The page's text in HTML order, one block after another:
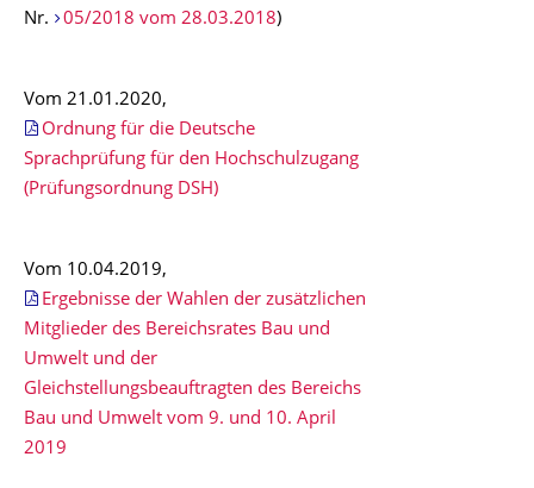
Nr.
05/2018 vom 28.03.2018)
Vom 21.01.2020,
Ordnung für die Deutsche
Sprachprüfung für den Hochschulzugang
(Prüfungsordnung DSH)
Vom 10.04.2019,
Ergebnisse der Wahlen der zusätzlichen
Mitglieder des Bereichsrates Bau und
Umwelt und der
Gleichstellungsbeauftragten des Bereichs
Bau und Umwelt vom 9. und 10. April
2019